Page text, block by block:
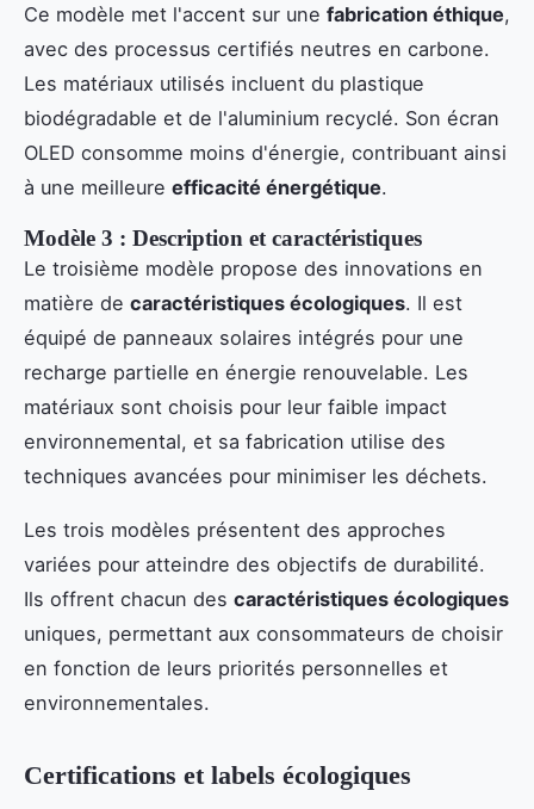
Ce modèle met l'accent sur une fabrication éthique,
avec des processus certifiés neutres en carbone.
Les matériaux utilisés incluent du plastique
biodégradable et de l'aluminium recyclé. Son écran
OLED consomme moins d'énergie, contribuant ainsi
à une meilleure efficacité énergétique.
Modèle 3 : Description et caractéristiques
Le troisième modèle propose des innovations en
matière de caractéristiques écologiques. Il est
équipé de panneaux solaires intégrés pour une
recharge partielle en énergie renouvelable. Les
matériaux sont choisis pour leur faible impact
environnemental, et sa fabrication utilise des
techniques avancées pour minimiser les déchets.
Les trois modèles présentent des approches
variées pour atteindre des objectifs de durabilité.
Ils offrent chacun des caractéristiques écologiques
uniques, permettant aux consommateurs de choisir
en fonction de leurs priorités personnelles et
environnementales.
Certifications et labels écologiques